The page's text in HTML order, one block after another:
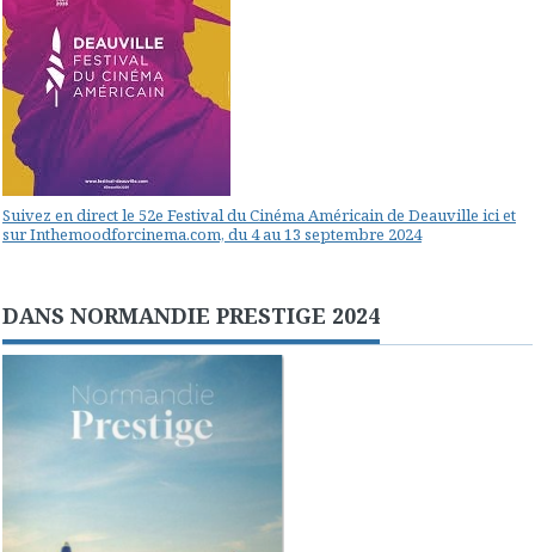
Suivez en direct le 52e Festival du Cinéma Américain de Deauville ici et
sur Inthemoodforcinema.com, du 4 au 13 septembre 2024
DANS NORMANDIE PRESTIGE 2024